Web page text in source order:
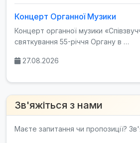
Концерт Органної Музики
Концерт органної музики
святкування 55-річчя Органу в …
27.08.2026
Зв'яжіться з нами
Маєте запитання чи пропозиції?